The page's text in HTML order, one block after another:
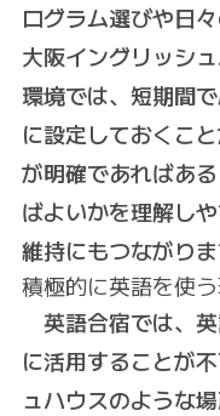
ログラム選びや日
大阪イングリッシ
環境では、短期間
に設定しておくこ
が明確であればあ
ばよいかを理解し
維持にもつながりま
積極的に英語を使
英語合宿では、
に活用することが
ュハウスのような